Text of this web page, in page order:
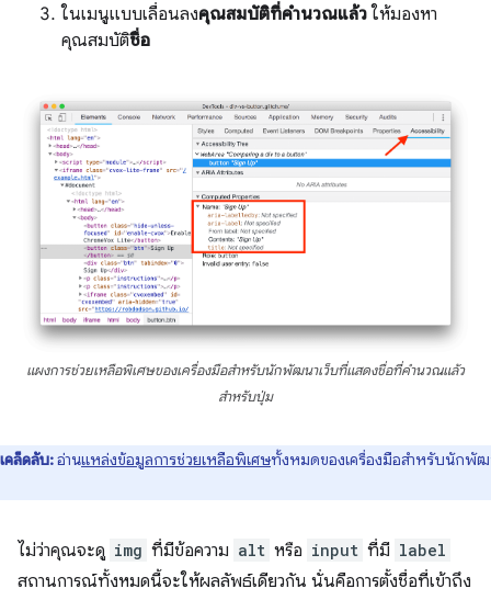
ในเมนูแบบเลื่อนลงคุณสมบัติที่คำนวณแล้ว ให้มองหา
คุณสมบัติชื่อ
แผงการช่วยเหลือพิเศษของเครื่องมือสำหรับนักพัฒนาเว็บที่แสดงชื่อที่คำนวณแล้ว
สำหรับปุ่ม
เคล็ดลับ:อ่านแหล่งข้อมูลการช่วยเหลือพิเศษทั้งหมดของเครื่องมือสำหรับนักพัฒ
ไม่ว่าคุณจะดู img ที่มีข้อความ alt หรือ input ที่มี label
สถานการณ์ทั้งหมดนี้จะให้ผลลัพธ์เดียวกัน นั่นคือการตั้งชื่อที่เข้าถึง